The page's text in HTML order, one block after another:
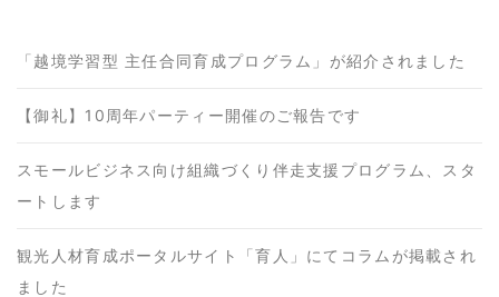
「越境学習型 主任合同育成プログラム」が紹介されました
【御礼】10周年パーティー開催のご報告です
スモールビジネス向け組織づくり伴走支援プログラム、スタ
ートします
観光人材育成ポータルサイト「育人」にてコラムが掲載され
ました